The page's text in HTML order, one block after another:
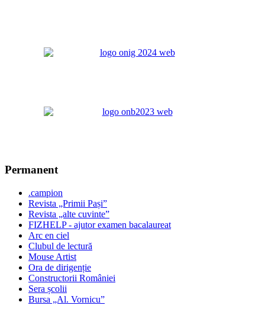
Permanent
.campion
Revista „Primii Pași”
Revista „alte cuvinte”
FIZHELP - ajutor examen bacalaureat
Arc en ciel
Clubul de lectură
Mouse Artist
Ora de dirigenție
Constructorii României
Sera școlii
Bursa „Al. Vornicu”